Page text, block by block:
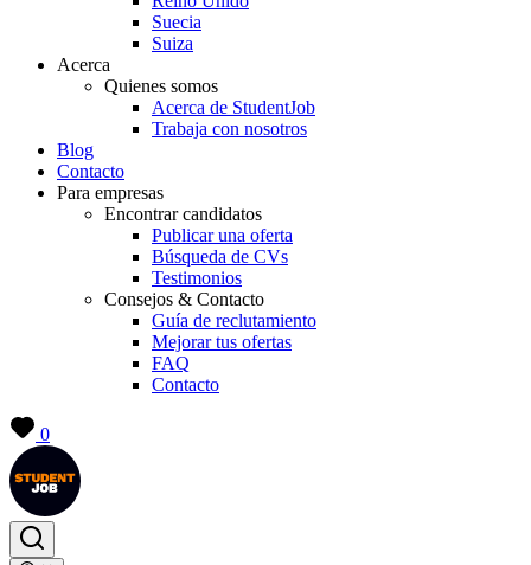
Suecia
Suiza
Acerca
Quienes somos
Acerca de StudentJob
Trabaja con nosotros
Blog
Contacto
Para empresas
Encontrar candidatos
Publicar una oferta
Búsqueda de CVs
Testimonios
Consejos & Contacto
Guía de reclutamiento
Mejorar tus ofertas
FAQ
Contacto
0